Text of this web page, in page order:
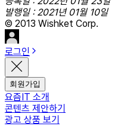
발행일 : 2021년 01월 10일
© 2013 Wishket Corp.
로그인
회원가입
요즘IT 소개
콘텐츠 제안하기
광고 상품 보기